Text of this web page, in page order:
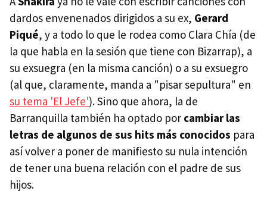
dardos envenenados dirigidos a su ex, Gerard
Piqué, y a todo lo que le rodea como Clara Chía (de
la que habla en la sesión que tiene con Bizarrap), a
su exsuegra (en la misma canción) o a su exsuegro
(al que, claramente, manda a "pisar sepultura" en
su tema 'El Jefe'). Sino que ahora, la de
Barranquilla también ha optado por cambiar las
letras de algunos de sus hits más conocidos para
así volver a poner de manifiesto su nula intención
de tener una buena relación con el padre de sus
hijos.